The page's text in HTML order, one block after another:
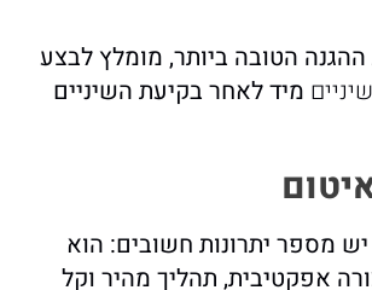
הטובה ביותר, מומלץ לבצע
מיד לאחר בקיעת השיניים
מספר יתרונות חשובים: הוא
אפקטיבית, תהליך מהיר וקל